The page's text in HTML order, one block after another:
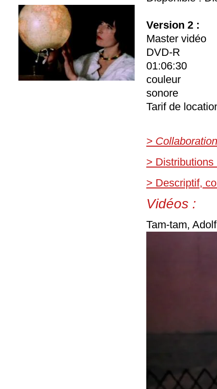
Version 2 :
Master vidéo
DVD-R
01:06:30
couleur
sonore
Tarif de
>
> Distributions
> Descriptif,
Vidéos :
Tam-tam,